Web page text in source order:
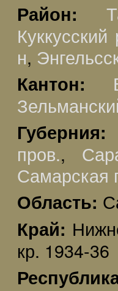
Район:
Куккусский
н,
Кантон:
пров.,
Самарская
Область:
Край:
кр. 1934-36